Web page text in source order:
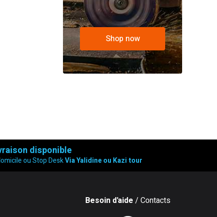
Shop now
disponible
ou Stop DeskVia Yalidine ou Kazi tour
Besoin d'aide / Contacts